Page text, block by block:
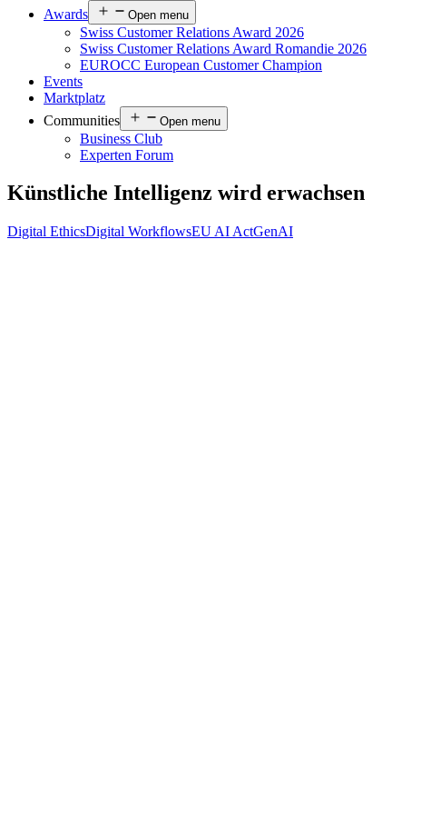
Awards
Open menu
Swiss Customer Relations Award 2026
Swiss Customer Relations Award Romandie 2026
EUROCC European Customer Champion
Events
Marktplatz
Communities
Open menu
Business Club
Experten Forum
Künstliche Intelligenz wird erwachsen
Digital EthicsDigital WorkflowsEU AI ActGenAI